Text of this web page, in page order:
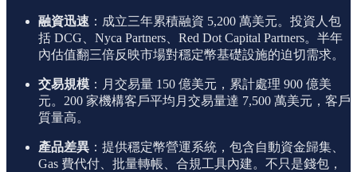
融資迅速 ：成立三年累積融資 5,200 萬美元。投資人包
括 DCG、Nyca Partners、Red Dot Capital Partners。半年
內估值翻三倍反映市場對穩定幣基礎設施的迫切需求。
交易規模 ：月交易量 150 億美元，累計處理 900 億美
元。200 家機構客戶平均月交易量達 7,500 萬美元，客戶
質量高。
產品差異 ：提供穩定幣營運系統，包含自動資金歸集、
Gas 費代付、批量轉帳、合規工具內建。不只是錢包，